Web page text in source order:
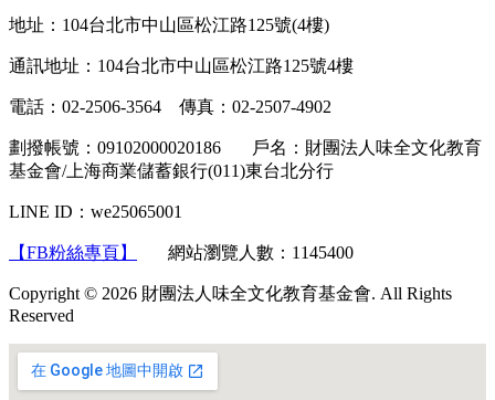
地址：104台北市中山區松江路125號(4樓)
通訊地址：104台北市中山區松江路125號4樓
電話：02-2506-3564 傳真：02-2507-4902
劃撥帳號：09102000020186 戶名：財團法人味全文化教育
基金會/上海商業儲蓄銀行(011)東台北分行
LINE ID：we25065001
【FB粉絲專頁】 網站瀏覽人數：1145400
Copyright © 2026 財團法人味全文化教育基金會. All Rights
Reserved